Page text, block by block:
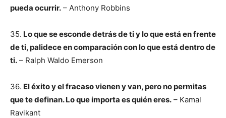
pueda ocurrir. – Anthony Robbins
35. Lo que se esconde detrás de ti y lo que está en frente
de ti, palidece en comparación con lo que está dentro de
ti. – Ralph Waldo Emerson
36. El éxito y el fracaso vienen y van, pero no permitas
que te definan. Lo que importa es quién eres. – Kamal
Ravikant